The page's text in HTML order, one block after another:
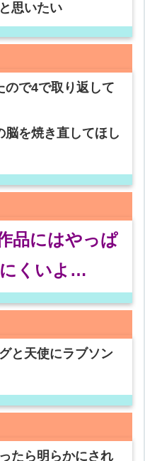
思いたい
ので4で取り返して
脳を焼き直してほし
品にはやっぱ
くいよ…
と天使にラブソン
たら明らかにされ